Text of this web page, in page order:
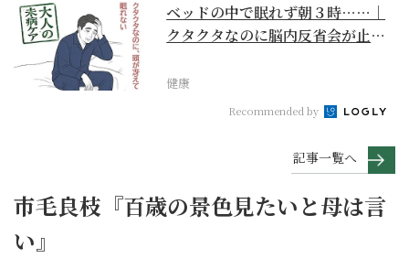
ベッドの中で眠れず朝３時……｜
クタクタなのに脳内反省会が止ま
健康
Recommended by
記事一覧へ
市毛良枝『百歳の景色見たいと母は言
い』